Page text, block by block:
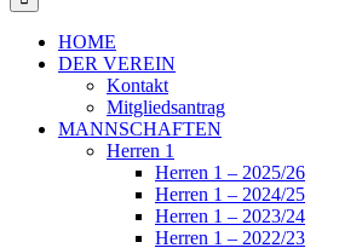
HOME
DER VEREIN
Kontakt
Mitgliedsantrag
MANNSCHAFTEN
Herren 1
Herren 1 – 2025/26
Herren 1 – 2024/25
Herren 1 – 2023/24
Herren 1 – 2022/23